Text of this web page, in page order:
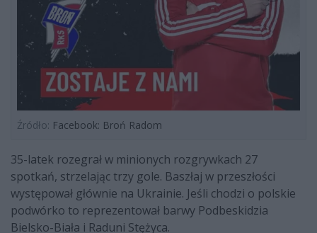
Źródło: Facebook: Broń Radom
35-latek rozegrał w minionych rozgrywkach 27
spotkań, strzelając trzy gole. Baszłaj w przeszłości
występował głównie na Ukrainie. Jeśli chodzi o polskie
podwórko to reprezentował barwy Podbeskidzia
Bielsko-Biała i Raduni Stężyca.